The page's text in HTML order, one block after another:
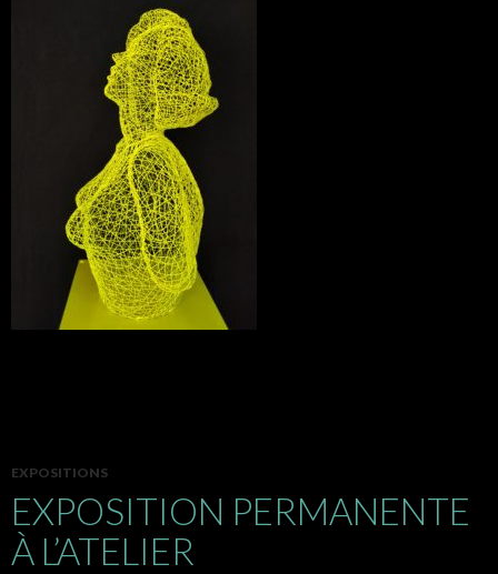
EXPOSITIONS
EXPOSITION PERMANENTE
À L’ATELIER